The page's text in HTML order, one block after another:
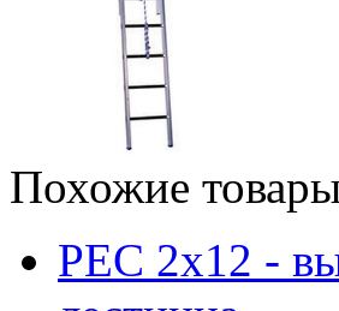
Похожие
PEC 2x12 -